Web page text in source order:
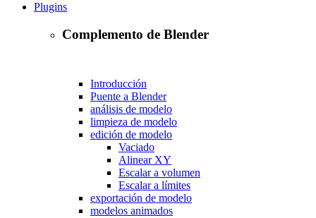
Plugins
Complemento de Blender
Introducción
Puente a Blender
análisis de modelo
limpieza de modelo
edición de modelo
Vaciado
Alinear XY
Escalar a volumen
Escalar a límites
exportación de modelo
modelos animados